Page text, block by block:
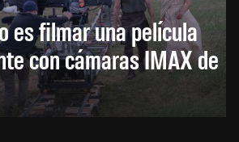
es filmar una película
con cámaras IMAX de